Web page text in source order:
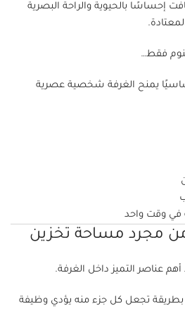
إحساسًا بالحيوية والراحة البصرية
فقط…
يمنح الغرفة شخصية عصرية
في وقت واحد
من مجرد مساحة تخزين
عناصر التميز داخل الغرفة.
تجعل كل جزء منه يؤدي وظيفة